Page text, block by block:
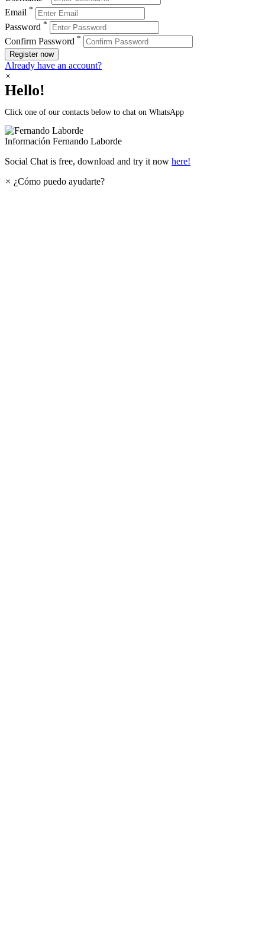
Email *
Password *
Confirm Password *
Register now
Already have an account?
×
Hello!
Click one of our contacts below to chat on WhatsApp
Información Fernando Laborde
Social Chat is free, download and try it now here!
× ¿Cómo puedo ayudarte?